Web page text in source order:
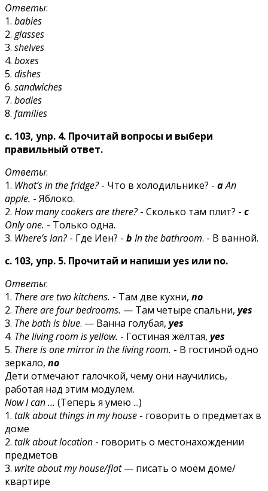
Ответы:
1. babies
2. glasses
3. shelves
4. boxes
5. dishes
6. sandwiches
7. bodies
8. families
c. 103, ynp. 4. Прочитай вопросы и выбери
правильный ответ.
Ответы:
1. What’s in the fridge?- Что в холодильнике? - aAn
apple. - Яблоко.
2. How many cookers are there?- Сколько там плит? - с
Only one. - Только одна.
3. Where’s Ian?- Где Иен? - b In the bathroom. - В ванной.
с. 103, упр. 5. Прочитай и напиши yes или nо.
Ответы:
1. There are two kitchens. - Там две кухни, nо
2. There are four bedrooms. — Там четыре спальни, yes
3. The bath is blue. — Ванна голубая, yes
4. The living room is yellow. - Гостиная жёлтая, yes
5. There is one mirror in the living room. - В гостиной одно
зеркало, nо
Дети отмечают галочкой, чему они научились,
работая над этим модулем.
Now I сап ... (Теперь я умею ...)
1. talk about things in my house - говорить о предметах в
доме
2. talk about location - говорить о местонахождении
предметов
3. write about ту house/flat— писать о моём доме/
квартире